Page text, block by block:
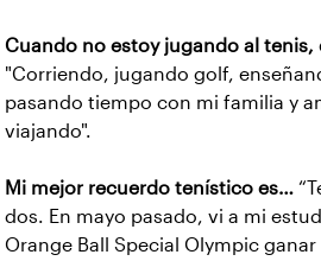
Cuando no estoy jugando al tenis,
"Corriendo, jugando golf,
pasando tiempo con mi familia y
viajando".
Mi mejor recuerdo tenístico es…
dos. En mayo pasado, vi a mi
Orange Ball Special Olympic ganar